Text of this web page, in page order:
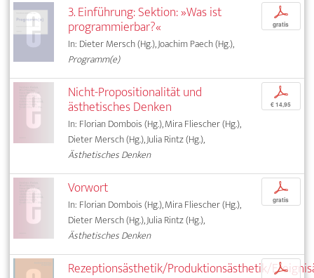
3. Einführung: Sektion: »Was ist
programmierbar?«
In: Dieter Mersch (Hg.), Joachim Paech (Hg.),
Programm(e)
p
gratis
Nicht-Propositionalität und
ästhetisches Denken
In: Florian Dombois (Hg.), Mira Fliescher (Hg.),
Dieter Mersch (Hg.), Julia Rintz (Hg.),
Ästhetisches Denken
p
€ 14,95
Vorwort
In: Florian Dombois (Hg.), Mira Fliescher (Hg.),
Dieter Mersch (Hg.), Julia Rintz (Hg.),
Ästhetisches Denken
p
gratis
Rezeptionsästhetik/Produktionsästhetik/p